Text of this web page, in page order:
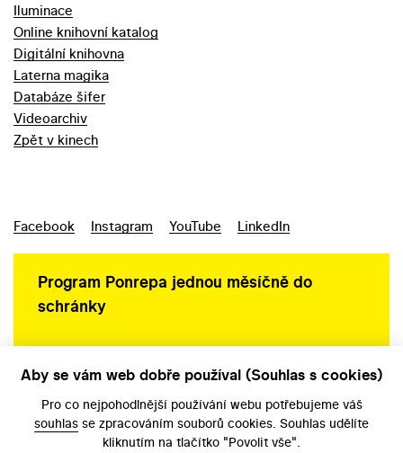
Iluminace
Online knihovní katalog
Digitální knihovna
Laterna magika
Databáze šifer
Videoarchiv
Zpět v kinech
Facebook Instagram YouTube LinkedIn
Program Ponrepa jednou měsíčně do
schránky
Aby se vám web dobře používal (Souhlas s cookies)
Pro co nejpohodlnější používání webu potřebujeme váš
souhlas se zpracováním souborů cookies. Souhlas udělíte
kliknutím na tlačítko "Povolit vše".